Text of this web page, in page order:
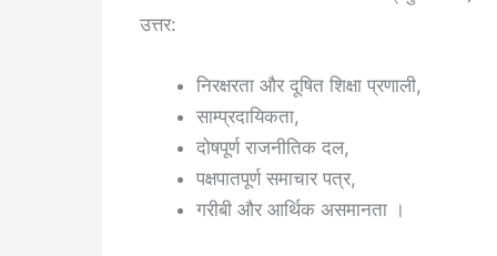
उत्तर:
निरक्षरता और दूषित शिक्षा प्रणाली,
साम्प्रदायिकता,
दोषपूर्ण राजनीतिक दल,
पक्षपातपूर्ण समाचार पत्र,
गरीबी और आर्थिक असमानता ।